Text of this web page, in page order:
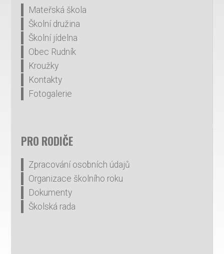
Mateřská škola
Školní družina
Školní jídelna
Obec Rudník
Kroužky
Kontakty
Fotogalerie
PRO RODIČE
Zpracování osobních údajů
Organizace školního roku
Dokumenty
Školská rada